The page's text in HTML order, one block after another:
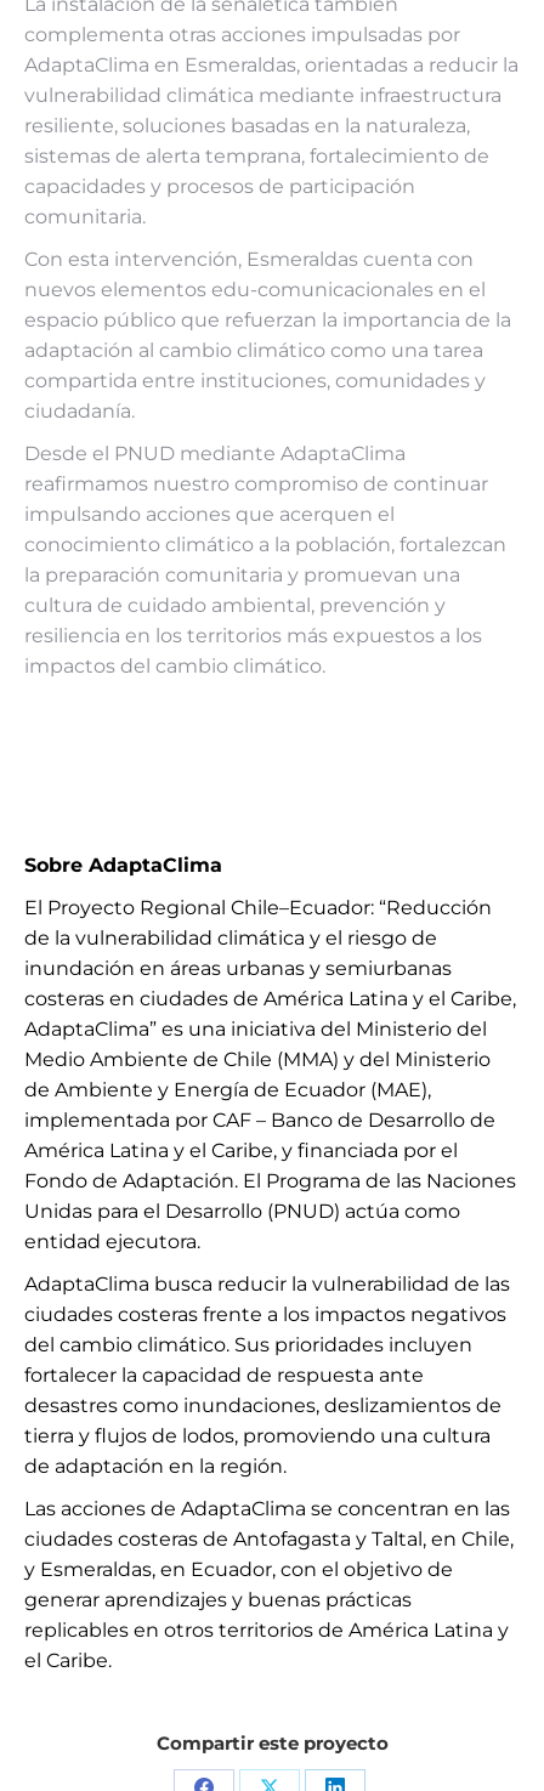
La instalación de la señalética también
complementa otras acciones impulsadas por
AdaptaClima en Esmeraldas, orientadas a reducir la
vulnerabilidad climática mediante infraestructura
resiliente, soluciones basadas en la naturaleza,
sistemas de alerta temprana, fortalecimiento de
capacidades y procesos de participación
comunitaria.
Con esta intervención, Esmeraldas cuenta con
nuevos elementos edu-comunicacionales en el
espacio público que refuerzan la importancia de la
adaptación al cambio climático como una tarea
compartida entre instituciones, comunidades y
ciudadanía.
Desde el PNUD mediante AdaptaClima
reafirmamos nuestro compromiso de continuar
impulsando acciones que acerquen el
conocimiento climático a la población, fortalezcan
la preparación comunitaria y promuevan una
cultura de cuidado ambiental, prevención y
resiliencia en los territorios más expuestos a los
impactos del cambio climático.
Sobre AdaptaClima
El Proyecto Regional Chile–Ecuador: “Reducción
de la vulnerabilidad climática y el riesgo de
inundación en áreas urbanas y semiurbanas
costeras en ciudades de América Latina y el Caribe,
AdaptaClima” es una iniciativa del Ministerio del
Medio Ambiente de Chile (MMA) y del Ministerio
de Ambiente y Energía de Ecuador (MAE),
implementada por CAF – Banco de Desarrollo de
América Latina y el Caribe, y financiada por el
Fondo de Adaptación. El Programa de las Naciones
Unidas para el Desarrollo (PNUD) actúa como
entidad ejecutora.
AdaptaClima busca reducir la vulnerabilidad de las
ciudades costeras frente a los impactos negativos
del cambio climático. Sus prioridades incluyen
fortalecer la capacidad de respuesta ante
desastres como inundaciones, deslizamientos de
tierra y flujos de lodos, promoviendo una cultura
de adaptación en la región.
Las acciones de AdaptaClima se concentran en las
ciudades costeras de Antofagasta y Taltal, en Chile,
y Esmeraldas, en Ecuador, con el objetivo de
generar aprendizajes y buenas prácticas
replicables en otros territorios de América Latina y
el Caribe.
Compartir este proyecto